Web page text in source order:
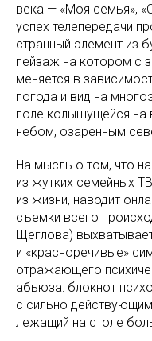
века — «Моя семья»,
успех телепередачи
странный элемент из
пейзаж на котором с
меняется в
погода и вид на
поле колышущейся на
небом, озаренным
На мысль о том, что
из жутких семейных
из жизни, наводит
съемки всего
Щеглова)
и «красноречивые»
отражающего
абьюза: блокнот
с сильно
лежащий на столе